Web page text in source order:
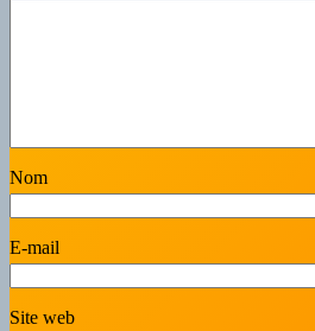
Nom
E-mail
Site web